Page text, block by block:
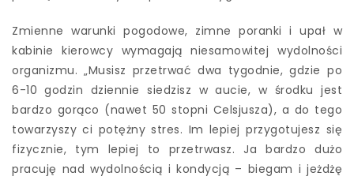
Zmienne warunki pogodowe, zimne poranki i upał w
kabinie kierowcy wymagają niesamowitej wydolności
organizmu. „Musisz przetrwać dwa tygodnie, gdzie po
6-10 godzin dziennie siedzisz w aucie, w środku jest
bardzo gorąco (nawet 50 stopni Celsjusza), a do tego
towarzyszy ci potężny stres. Im lepiej przygotujesz się
fizycznie, tym lepiej to przetrwasz. Ja bardzo dużo
pracuję nad wydolnością i kondycją – biegam i jeżdżę